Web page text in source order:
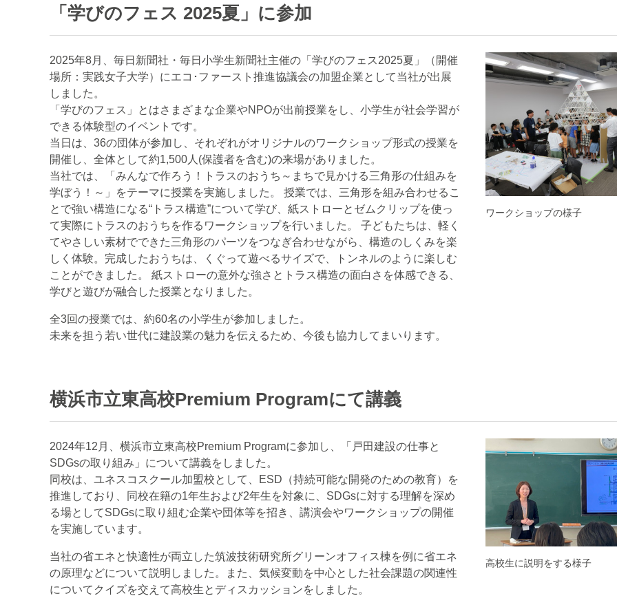
「学びのフェス 2025夏」に参加
2025年8月、毎日新聞社・毎日小学生新聞社主催の「学びのフェス2025夏」（開催
場所：実践女子大学）にエコ･ファースト推進協議会の加盟企業として当社が出展
しました。
「学びのフェス」とはさまざまな企業やNPOが出前授業をし、小学生が社会学習が
できる体験型のイベントです。
当日は、36の団体が参加し、それぞれがオリジナルのワークショップ形式の授業を
開催し、全体として約1,500人(保護者を含む)の来場がありました。
当社では、「みんなで作ろう！トラスのおうち～まちで見かける三角形の仕組みを
学ぼう！～」をテーマに授業を実施しました。 授業では、三角形を組み合わせるこ
とで強い構造になる“トラス構造”について学び、紙ストローとゼムクリップを使っ
て実際にトラスのおうちを作るワークショップを行いました。 子どもたちは、軽く
てやさしい素材でできた三角形のパーツをつなぎ合わせながら、構造のしくみを楽
しく体験。完成したおうちは、くぐって遊べるサイズで、トンネルのように楽しむ
ことができました。 紙ストローの意外な強さとトラス構造の面白さを体感できる、
学びと遊びが融合した授業となりました。
全3回の授業では、約60名の小学生が参加しました。
未来を担う若い世代に建設業の魅力を伝えるため、今後も協力してまいります。
ワークショップの様子
横浜市立東高校Premium Programにて講義
2024年12月、横浜市立東高校Premium Programに参加し、「戸田建設の仕事と
SDGsの取り組み」について講義をしました。
同校は、ユネスコスクール加盟校として、ESD（持続可能な開発のための教育）を
推進しており、同校在籍の1年生および2年生を対象に、SDGsに対する理解を深め
る場としてSDGsに取り組む企業や団体等を招き、講演会やワークショップの開催
を実施しています。
当社の省エネと快適性が両立した筑波技術研究所グリーンオフィス棟を例に省エネ
の原理などについて説明しました。また、気候変動を中心とした社会課題の関連性
についてクイズを交えて高校生とディスカッションをしました。
高校生に説明をする様子